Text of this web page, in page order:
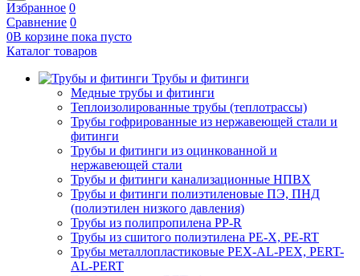
Избранное 0
Сравнение 0
0В корзине пока пусто
Каталог товаров
Трубы и фитинги
Медные трубы и фитинги
Теплоизолированные трубы (теплотрассы)
Трубы гофрированные из нержавеющей стали и
фитинги
Трубы и фитинги из оцинкованной и
нержавеющей стали
Трубы и фитинги канализационные НПВХ
Трубы и фитинги полиэтиленовые ПЭ, ПНД
(полиэтилен низкого давления)
Трубы из полипропилена PP-R
Трубы из сшитого полиэтилена PE-X, PE-RT
Трубы металлопластиковые PEX-AL-PEX, PERT-
AL-PERT